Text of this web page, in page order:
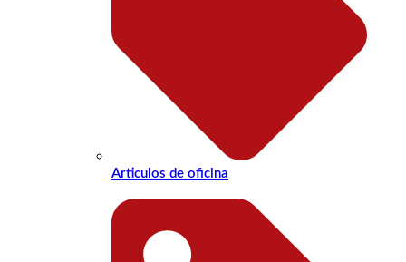
Articulos de oficina